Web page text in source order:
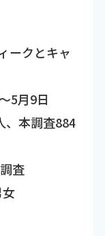
ークとキャ
5月9日
、本調査884
査